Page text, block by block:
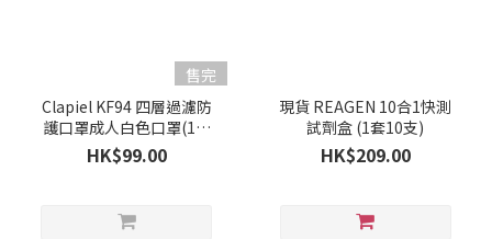
售完
Clapiel KF94 四層過濾防
護口罩成人白色口罩(1盒
50個)(8月下旬)
HK$99.00
現貨 REAGEN 10合1快測
試劑盒 (1套10支)
HK$209.00